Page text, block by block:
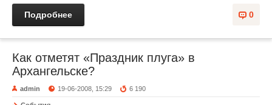
0
Подробнее
Как отметят «Праздник плуга» в
Архангельске?
admin 19-06-2008, 15:29 6 190